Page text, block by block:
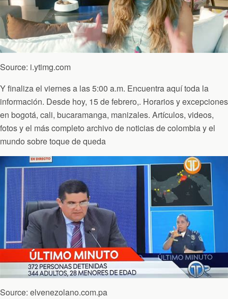
Source: i.ytimg.com
Y finaliza el viernes a las 5:00 a.m. Encuentra aquí toda la
información. Desde hoy, 15 de febrero,. Horarios y excepciones
en bogotá, cali, bucaramanga, manizales. Artículos, videos,
fotos y el más completo archivo de noticias de colombia y el
mundo sobre toque de queda
Source: elvenezolano.com.pa